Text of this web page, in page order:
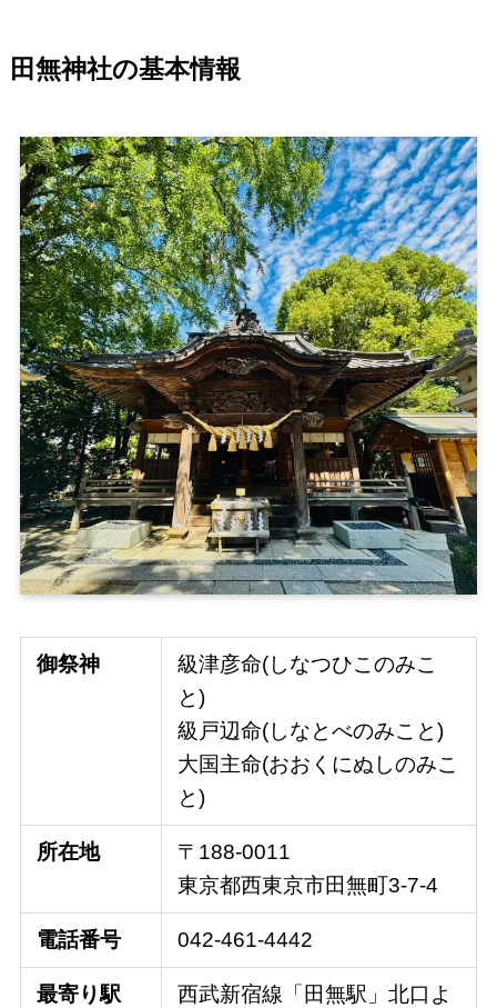
田無神社の基本情報
御祭神
級津彦命(しなつひこのみこ
と)
級戸辺命(しなとべのみこと)
大国主命(おおくにぬしのみこ
と)
所在地
〒188-0011
東京都西東京市田無町3-7-4
電話番号 042-461-4442
最寄り駅
西武新宿線「田無駅」北口よ